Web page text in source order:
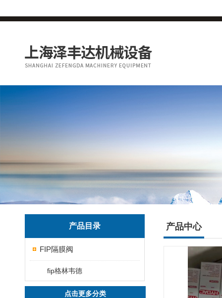
产品目录
FIP隔膜阀
fip格林韦德
点击更多分类
产品中心